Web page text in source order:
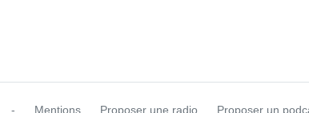
- Mentions Proposer une radio Proposer un